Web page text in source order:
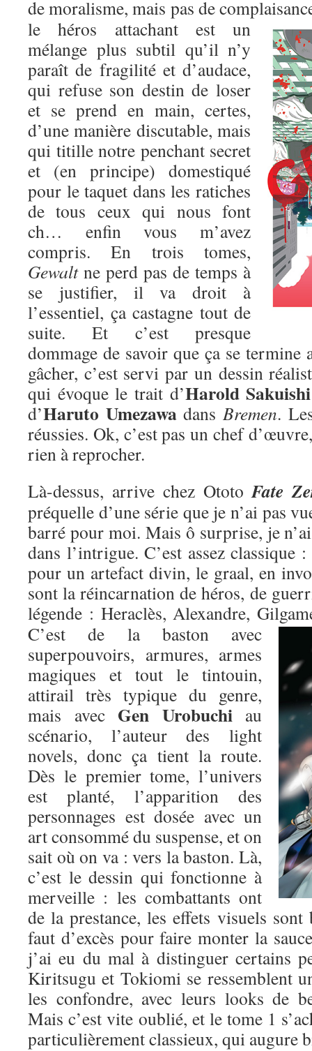
de moralisme, mais pas de
le héros attachant est un
mélange plus subtil qu’il n’y
paraît de fragilité et d’audace,
qui refuse son destin de loser
et se prend en main, certes,
d’une manière discutable, mais
qui titille notre penchant secret
et (en principe) domestiqué
pour le taquet dans les ratiches
de tous ceux qui nous font
ch… enfin vous m’avez
compris. En trois tomes,
Gewaltne perd pas de temps à
se justifier, il va droit à
l’essentiel, ça castagne tout de
suite. Et c’est presque
dommage de savoir que ça se
gâcher, c’est servi par un dessin
qui évoque le trait d’Harold Sakuishi
d’Haruto UmezawadansBremen.
réussies. Ok, c’est pas un chef
rien à reprocher.
Là-dessus, arrive chez OtotoFate
préquelle d’une série que je n’ai pas
barré pour moi. Mais ô surprise, je
dans l’intrigue. C’est assez classique
pour un artefact divin, le graal, en
sont la réincarnation de héros, de
légende : Heraclès, Alexandre,
C’est de la baston avec
superpouvoirs, armures, armes
magiques et tout le tintouin,
attirail très typique du genre,
mais avec Gen Urobuchiau
scénario, l’auteur des light
novels, donc ça tient la route.
Dès le premier tome, l’univers
est planté, l’apparition des
personnages est dosée avec un
art consommé du suspense, et on
sait où on va : vers la baston. Là,
c’est le dessin qui fonctionne à
merveille : les combattants ont
de la prestance, les effets visuels sont
faut d’excès pour faire monter la
j’ai eu du mal à distinguer certains
Kiritsugu et Tokiomi se ressemblent
les confondre, avec leurs looks de
Mais c’est vite oublié, et le tome 1
particulièrement classieux, qui augure